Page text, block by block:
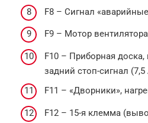
F8 – Сигнал
F9 – Мотор
F10 – Приборная
задний стоп-сигнал (7,5
F11 – «Дворники»,
F12 – 15-я клемма